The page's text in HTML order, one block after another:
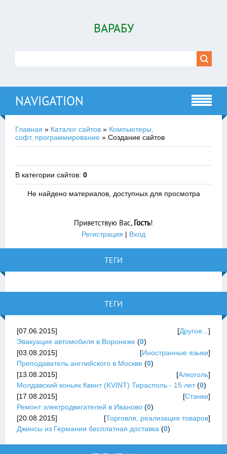
ВАРАБУ
NAVIGATION
Главная » Каталог сайтов » Компьютеры,
софт, программирование » Создание сайтов
В категории сайтов: 0
Не найдено материалов, доступных для просмотра
Приветствую Вас, Гость!
Регистрация | Вход
ТЕГИ
ТЕГИ
[07.06.2015] [Другое... ]
Эвакуация автомобиля в Воронеже (0)
[03.08.2015]
[Иностранные языки]
Преподаватель английского в Москве (0)
[13.08.2015]
[Алкоголь]
Молдавский коньяк Квинт (KVINT) Тирасполь - 15 лет (0)
[17.08.2015]
[Станки]
Ремонт электродвигателей в Иваново (0)
[20.08.2015]
[Торговля, реализация товаров]
Джинсы из Германии бесплатная доставка (0)